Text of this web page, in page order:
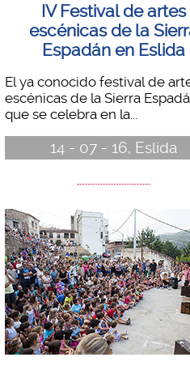
IV Festival de artes
escénicas de la
Espadán en Eslida
El ya conocido festival de
escénicas de la Sierra
que se celebra en la...
14 - 07 - 16, Eslida